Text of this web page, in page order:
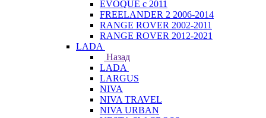
EVOQUE с 2011
FREELANDER 2 2006-2014
RANGE ROVER 2002-2011
RANGE ROVER 2012-2021
LADA
Назад
LADA
LARGUS
NIVA
NIVA TRAVEL
NIVA URBAN